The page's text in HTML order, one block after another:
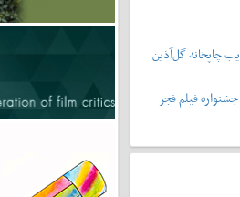
چاپخانه گل‌آذین
فیلم فجر